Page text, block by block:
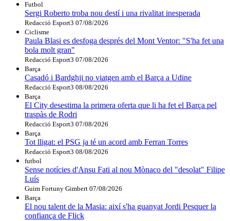
Futbol
Sergi Roberto troba nou destí i una rivalitat inesperada
Redacció Esport3 07/08/2026
Ciclisme
Paula Blasi es desfoga després del Mont Ventor: "S'ha fet una
bola molt gran"
Redacció Esport3 07/08/2026
Barça
Casadó i Bardghji no viatgen amb el Barça a Udine
Redacció Esport3 08/08/2026
Barça
El City desestima la primera oferta que li ha fet el Barça pel
traspàs de Rodri
Redacció Esport3 07/08/2026
Barça
Tot lligat: el PSG ja té un acord amb Ferran Torres
Redacció Esport3 08/08/2026
futbol
Sense notícies d'Ansu Fati al nou Mònaco del "desolat" Filipe
Luís
Guim Fortuny Gimbert 07/08/2026
Barça
El nou talent de la Masia: així s'ha guanyat Jordi Pesquer la
confiança de Flick